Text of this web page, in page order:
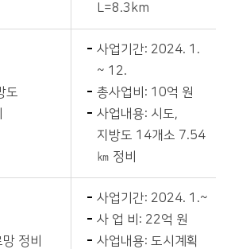
L=8.3km
도
사업기간: 2024. 1.
~ 12.
총사업비: 10억 원
사업내용: 시도,
지방도 14개소 7.54
㎞ 정비
정비
사업기간: 2024. 1.~
사 업 비: 22억 원
사업내용: 도시계획